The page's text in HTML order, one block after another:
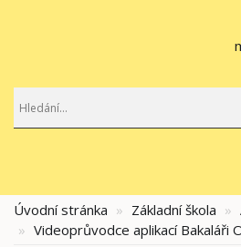
Úvodní stránka Základní škola
Videoprůvodce aplikací Bakaláři